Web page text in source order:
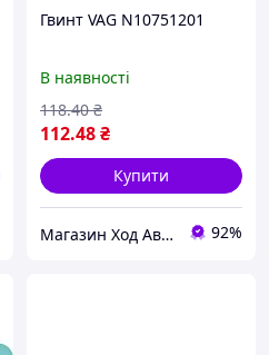
Гвинт VAG N10751201
В наявності
112.48₴
118.40 ₴
Купити
Магазин Ход Авто 92%